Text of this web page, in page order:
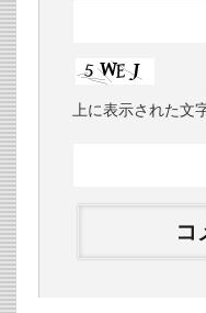
上に表示された文